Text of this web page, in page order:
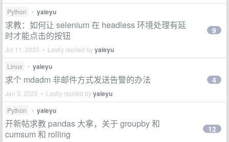
Python • yaleyu
求教：如何让 selenium 在 headless 环境处理有延
时才能点击的按钮
Jul 11, 2023 • Lastly replied byyaleyu
9
Linux • yaleyu
求个 mdadm 非邮件方式发送告警的办法
Jan 3, 2022 • Lastly replied byyaleyu
4
Python • yaleyu
开新帖求教 pandas 大拿，关于 groupby 和
cumsum 和 rolling
12